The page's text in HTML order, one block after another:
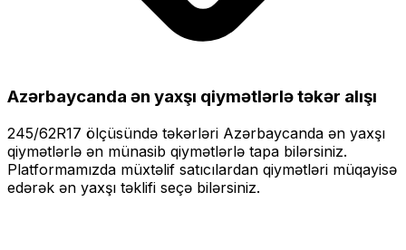
Azərbaycanda ən yaxşı qiymətlərlətəkər alışı
245/62R17 ölçüsündə təkərləri Azərbaycanda ən yaxşı
qiymətlərlə ən münasib qiymətlərlə tapa bilərsiniz.
Platformamızda müxtəlif satıcılardan qiymətləri müqayisə
edərək ən yaxşı təklifi seçə bilərsiniz.